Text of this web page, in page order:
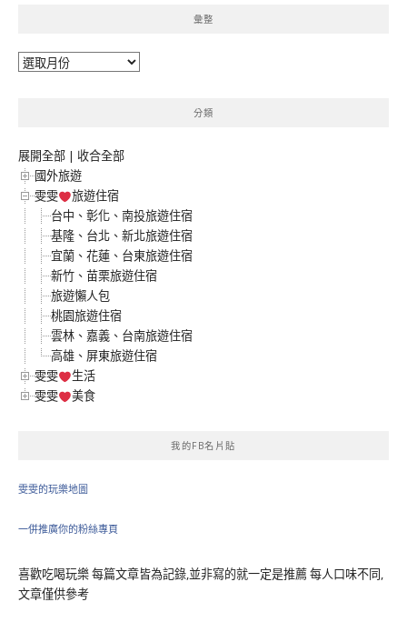
彙整
彙
分類
展開全部 | 收合全部
國外旅遊
雯雯
旅遊住宿
台中、彰化、南投旅遊住宿
基隆、台北、新北旅遊住宿
宜蘭、花蓮、台東旅遊住宿
新竹、苗栗旅遊住宿
旅遊懶人包
桃園旅遊住宿
雲林、嘉義、台南旅遊住宿
高雄、屏東旅遊住宿
雯雯
生活
雯雯
美食
我的FB名片貼
雯雯的玩樂地圖
一併推廣你的粉絲專頁
喜歡吃喝玩樂 每篇文章皆為記錄,並非寫的就一定是推薦 每人口味不同,
文章僅供參考